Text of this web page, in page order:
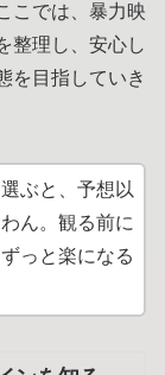
こでは、暴力映
整理し、安心し
を目指していき
ぶと、予想以
ん。観る前に
っと楽になる